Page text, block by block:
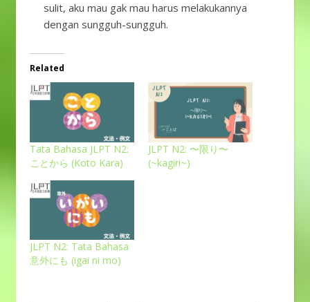
sulit, aku mau gak mau harus melakukannya
dengan sungguh-sungguh.
Related
Tata Bahasa JLPT N2:
ことから (Koto Kara)
JLPT N2: 〜限り〜
(~kagiri~)
JLPT N2: Tata Bahasa
意外にも (igai ni mo)